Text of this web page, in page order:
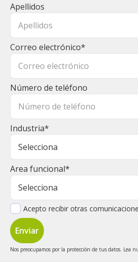
Apellidos
Correo electrónico*
Número de teléfono
Industria*
Area funcional*
Acepto recibir otras
Nos preocupamos por la protección de tus datos. Lea